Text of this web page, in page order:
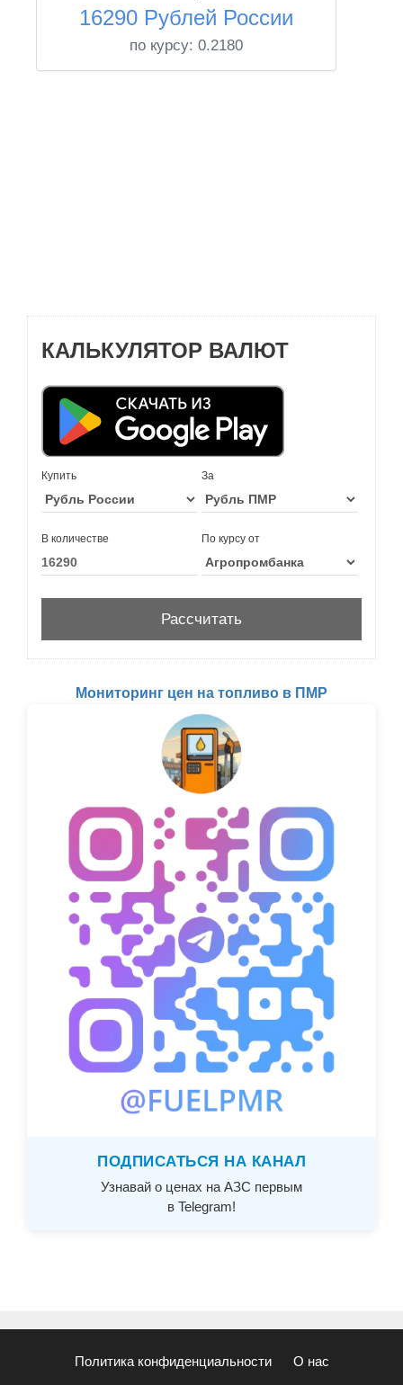
16290 Рублей России
по курсу: 0.2180
КАЛЬКУЛЯТОР ВАЛЮТ
Купить За
В количестве По курсу от
Мониторинг цен на топливо в ПМР
ПОДПИСАТЬСЯ НА КАНАЛ
Узнавай о ценах на АЗС первым
в Telegram!
Политика конфиденциальности О нас